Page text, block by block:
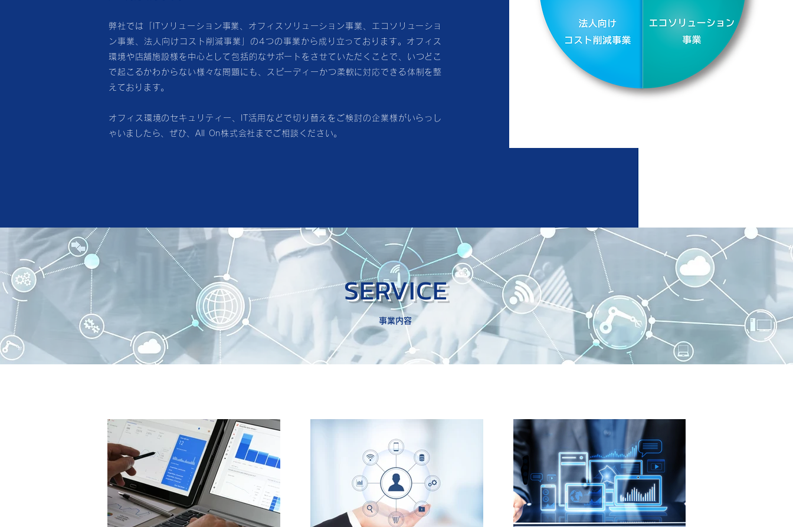
弊社では「ITソリューション事業、オフィスソリューション事業、エコソリューショ
ン事業、法人向けコスト削減事業」の4つの事業から成り立っております。オフィス
環境や店舗施設様を中心として包括的なサポートをさせていただくことで、いつどこ
で起こるかわからない様々な問題にも、スピーディーかつ柔軟に対応できる体制を整
えております。
オフィス環境のセキュリティー、IT活用などで切り替えをご検討の企業様がいらっし
ゃいましたら、ぜひ、All On株式会社までご相談ください。
SERVICE
事業内容